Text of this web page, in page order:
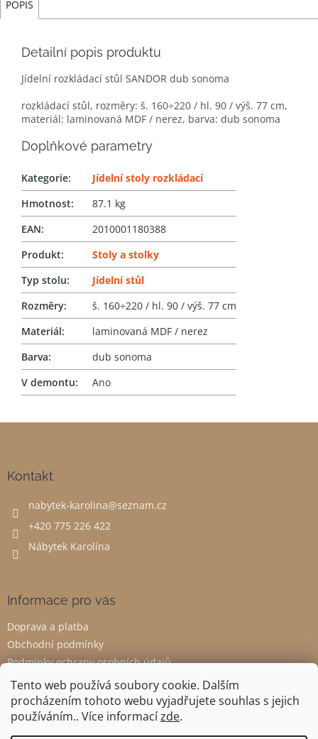
Tento web používá soubory cookie. Dalším
procházením tohoto webu vyjadřujete souhlas s jejich
používáním.. Více informacízde.
POPIS
Detailní popis produktu
Jídelní rozkládací stůl SANDOR dub sonoma
rozkládací stůl, rozměry: š. 160÷220 / hl. 90 / výš. 77 cm,
materiál: laminovaná MDF / nerez, barva: dub sonoma
Doplňkové parametry
Kategorie:
Jídelní stoly rozkládací
Hmotnost:
87.1 kg
EAN:
2010001180388
Produkt:
Stoly a stolky
Typ stolu:
Jídelní stůl
Rozměry:
š. 160÷220 / hl. 90 / výš. 77 cm
Materiál:
laminovaná MDF / nerez
Barva:
dub sonoma
V demontu: Ano
Kontakt
nabytek-karolina@seznam.cz
+420 775 226 422
Nábytek Karolína
Informace pro vás
Doprava a platba
Obchodní podmínky
Podmínky ochrany osobních údajů
Odstoupení od smlouvy